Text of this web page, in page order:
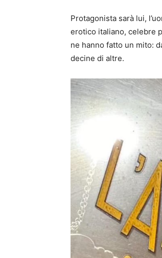
Protagonista sarà lui,
erotico italiano, celebre
ne hanno fatto un mito:
decine di altre.